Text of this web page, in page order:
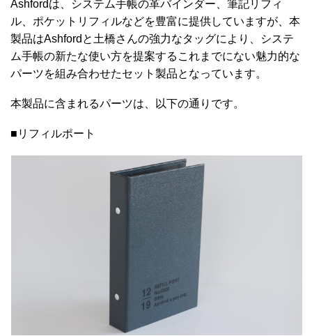
Ashfordは、システム手帳の革バインダー、筆記リフィ
ル、ポケットリフィルなどを豊富に提供していますが、本
製品はAshfordと土橋さんの強力なタッグにより、システ
ム手帳の新たな使い方を提案するこれまでにない魅力的な
パーツを組み合わせたセット製品となっています。
本製品に含まれるパーツは、以下の通りです。
■リフィルポート